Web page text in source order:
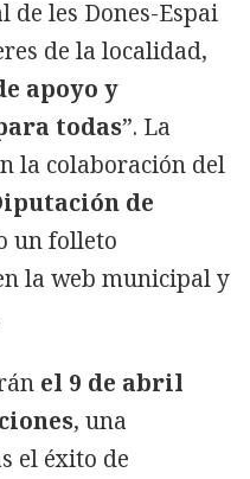
de les Dones-Espai
de la localidad,
apoyo y
todas”. La
la colaboración del
de
un folleto
la web municipal y
el 9 de abril
, una
el éxito de